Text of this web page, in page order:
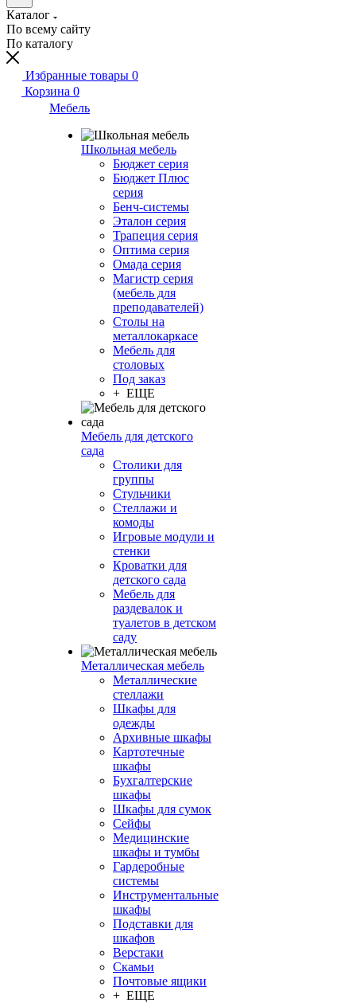
Каталог
По всему сайту
По каталогу
Избранные товары 0
Корзина 0
Мебель
Школьная мебель
Бюджет серия
Бюджет Плюс
серия
Бенч-системы
Эталон серия
Трапеция серия
Оптима серия
Омада серия
Магистр серия
(мебель для
преподавателей)
Столы на
металлокаркасе
Мебель для
столовых
Под заказ
+ ЕЩЕ
Мебель для детского
сада
Столики для
группы
Стульчики
Стеллажи и
комоды
Игровые модули и
стенки
Кроватки для
детского сада
Мебель для
раздевалок и
туалетов в детском
саду
Металлическая мебель
Металлические
стеллажи
Шкафы для
одежды
Архивные шкафы
Картотечные
шкафы
Бухгалтерские
шкафы
Шкафы для сумок
Сейфы
Медицинские
шкафы и тумбы
Гардеробные
системы
Инструментальные
шкафы
Подставки для
шкафов
Верстаки
Скамьи
Почтовые ящики
+ ЕЩЕ